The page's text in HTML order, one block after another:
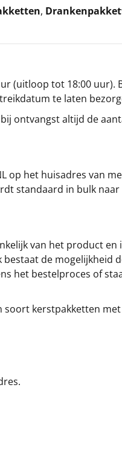
,
(uitloop tot 18:00 uur).
te laten
ontvangst altijd de
op het huisadres van
standaard in bulk
van het product en
de mogelijkheid
het bestelproces of
soort kerstpakketten